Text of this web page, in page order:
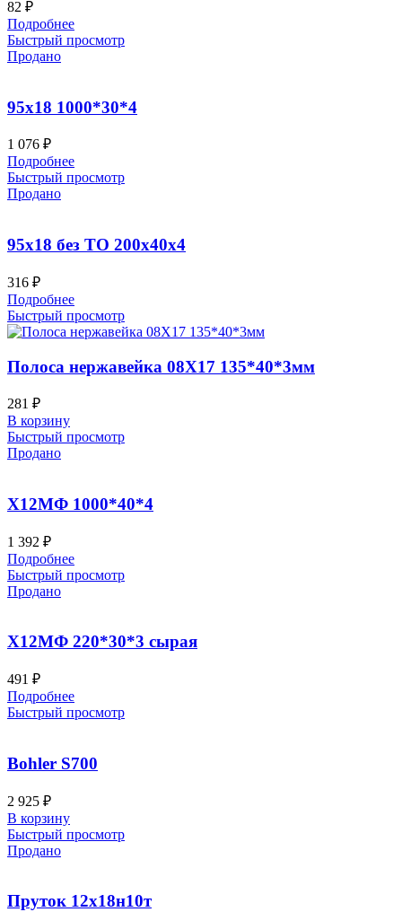
82 ₽
Подробнее
Быстрый просмотр
Продано
95х18 1000*30*4
1 076 ₽
Подробнее
Быстрый просмотр
Продано
95х18 без ТО 200x40x4
316 ₽
Подробнее
Быстрый просмотр
Полоса нержавейка 08Х17 135*40*3мм
281 ₽
В корзину
Быстрый просмотр
Продано
Х12МФ 1000*40*4
1 392 ₽
Подробнее
Быстрый просмотр
Продано
Х12МФ 220*30*3 сырая
491 ₽
Подробнее
Быстрый просмотр
Bohler S700
2 925 ₽
В корзину
Быстрый просмотр
Продано
Пруток 12х18н10т